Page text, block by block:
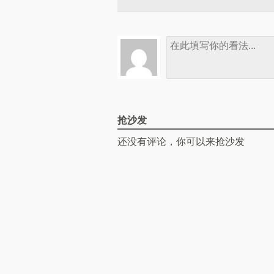
抢沙发
还没有评论，你可以来抢沙发